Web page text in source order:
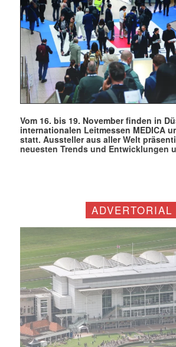
Vom 16. bis 19. November finden in
internationalen Leitmessen MEDICA
statt. Aussteller aus aller Welt
neuesten Trends und Entwicklungen
ADVERTORIAL